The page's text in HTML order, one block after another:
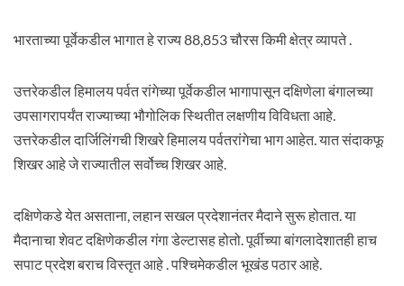
भारताच्या पूर्वेकडील भागात हे राज्य 88,853 चौरस किमी क्षेत्र व्यापते .
उत्तरेकडील हिमालय पर्वत रांगेच्या पूर्वेकडील भागापासून दक्षिणेला बंगालच्या
उपसागरापर्यंत राज्याच्या भौगोलिक स्थितीत लक्षणीय विविधता आहे.
उत्तरेकडील दार्जिलिंगची शिखरे हिमालय पर्वतरांगेचा भाग आहेत. यात संदाकफू
शिखर आहे जे राज्यातील सर्वोच्च शिखर आहे.
दक्षिणेकडे येत असताना, लहान सखल प्रदेशानंतर मैदाने सुरू होतात. या
मैदानाचा शेवट दक्षिणेकडील गंगा डेल्टासह होतो. पूर्वीच्या बांगलादेशातही हाच
सपाट प्रदेश बराच विस्तृत आहे . पश्चिमेकडील भूखंड पठार आहे.